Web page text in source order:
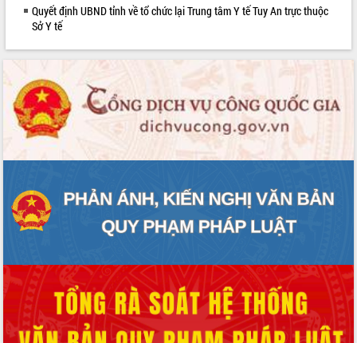
Quyết định UBND tỉnh về tổ chức lại Trung tâm Y tế Tuy An trực thuộc
Sở Y tế